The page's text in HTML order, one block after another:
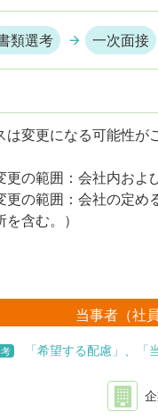
類選考 一次面接
変更になる可能性が
更の範囲：会社内およ
更の範囲：会社の定
含む。）
当事者（社
「希望する配慮」、